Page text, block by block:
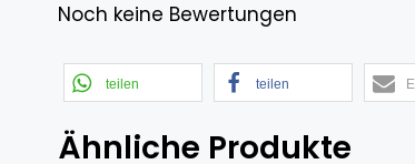
Noch keine Bewertungen
teilen teilen
Ähnliche Produkte